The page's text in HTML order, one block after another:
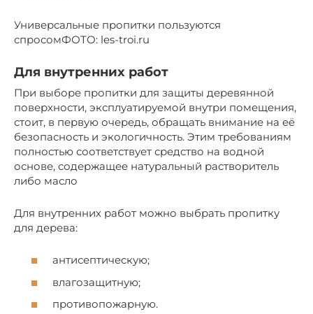
Универсальные пропитки пользуются
спросомФОТО: les-troi.ru
Для внутренних работ
При выборе пропитки для защиты деревянной
поверхности, эксплуатируемой внутри помещения,
стоит, в первую очередь, обращать внимание на её
безопасность и экологичность. Этим требованиям
полностью соответствует средство на водной
основе, содержащее натуральный растворитель
либо масло
Для внутренних работ можно выбрать пропитку
для дерева:
антисептическую;
влагозащитную;
противопожарную.